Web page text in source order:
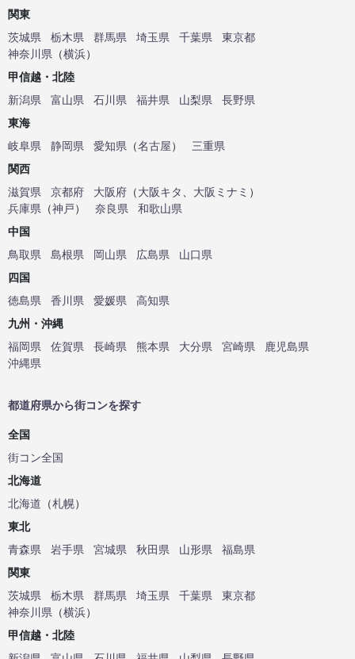
関東
茨城県
栃木県 群馬県 埼玉県 千葉県
東京都
神奈川県 （横浜）
甲信越・北陸
新潟県
富山県 石川県 福井県 山梨県
長野県
東海
岐阜県
静岡県 愛知県 （名古屋）
三重県
関西
滋賀県
京都府 大阪府 （大阪キタ 大阪ミナミ ）
兵庫県 （神戸） 奈良県
和歌山県
中国
鳥取県
島根県 岡山県 広島県
山口県
四国
徳島県
香川県 愛媛県
高知県
九州・沖縄
福岡県
佐賀県 長崎県 熊本県 大分県 宮崎県
鹿児島県
沖縄県
都道府県から街コンを探す
全国
街コン全国
北海道
北海道 （札幌）
東北
青森県
岩手県 宮城県 秋田県 山形県
福島県
関東
茨城県
栃木県 群馬県 埼玉県 千葉県
東京都
神奈川県 （横浜）
甲信越・北陸